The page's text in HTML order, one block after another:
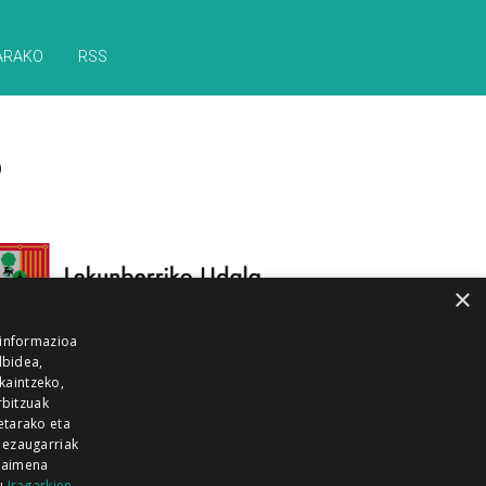
RSS
×
eta